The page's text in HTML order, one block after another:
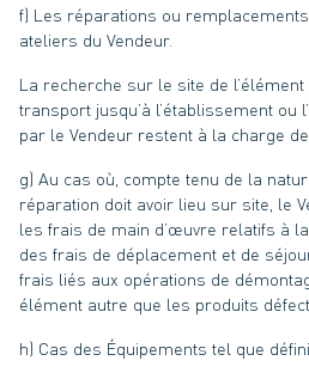
f) Les réparations ou
ateliers du Vendeur.
La recherche sur le site de
transport jusqu’à l’établissement ou
par le Vendeur restent à la charge de
g) Au cas où, compte tenu de la
réparation doit avoir lieu sur site, le
les frais de main d’œuvre relatifs à
des frais de déplacement et de
frais liés aux opérations de
élément autre que les produits
h) Cas des Équipements tel que